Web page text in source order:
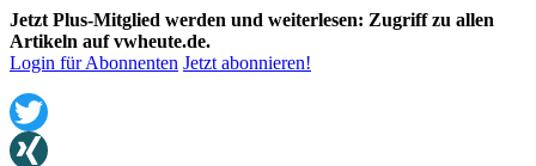
Jetzt Plus-Mitglied werden und weiterlesen: Zugriff zu allen
Artikeln auf vwheute.de.
Login für Abonnenten Jetzt abonnieren!
Twitter